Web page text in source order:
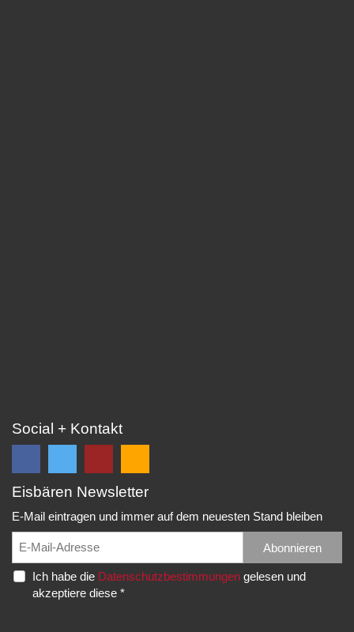
Social + Kontakt
Folge
auf
Facebook
und
erhalte
die
Folge
auf
Twitter
und
erhalte
die
EC
Eppelheim
Rudolf-
Diesel-
Str.
Falls
unsere
Spielberichte,
etc.
Eisbären Newsletter
E-Mail eintragen und immer auf dem neuesten Stand bleiben
Abonnieren
Ich habe die Datenschutzbestimmungengelesen und
akzeptiere diese *